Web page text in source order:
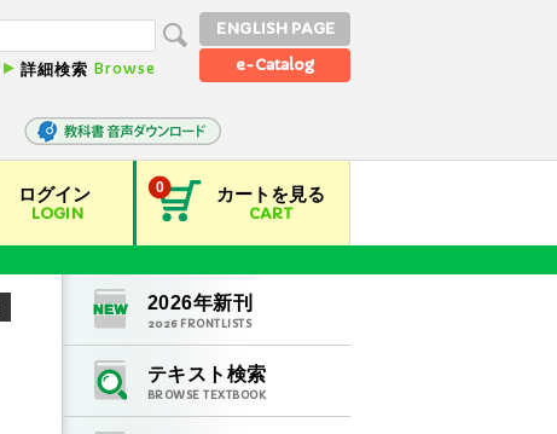
詳細検索 Browse
ENGLISH PAGE
e-Catalog
ログイン
LOGIN
カートを見る
CART
0
2026年新刊
2026FRONTLISTS
テキスト検索
BROWSE TEXTBOOK